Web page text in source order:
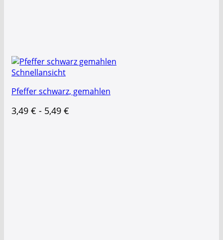
Schnellansicht
Pfeffer schwarz, gemahlen
3,49 € - 5,49 €